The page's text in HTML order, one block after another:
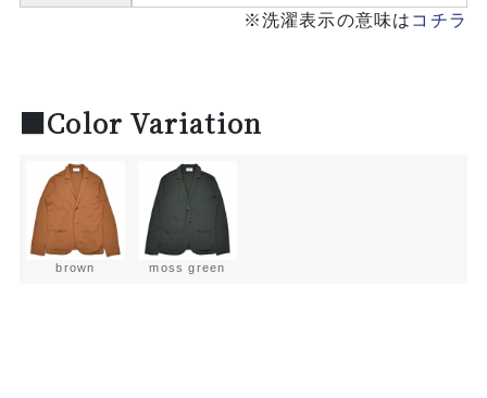
※洗濯表示の意味は コチラ
■Color Variation
brown moss green